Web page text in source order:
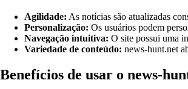
Agilidade: As notícias são atualizadas
Personalização: Os usuários podem
Navegação intuitiva: O site possui uma
Variedade de conteúdo: news-hunt.net
Benefícios de usar o news-